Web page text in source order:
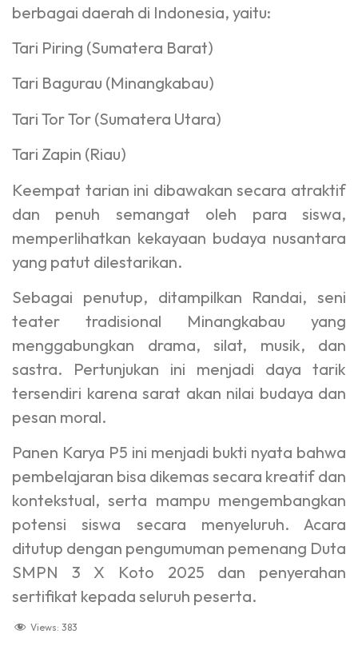
berbagai daerah di Indonesia, yaitu:
Tari Piring (Sumatera Barat)
Tari Bagurau (Minangkabau)
Tari Tor Tor (Sumatera Utara)
Tari Zapin (Riau)
Keempat tarian ini dibawakan secara atraktif
dan penuh semangat oleh para siswa,
memperlihatkan kekayaan budaya nusantara
yang patut dilestarikan.
Sebagai penutup, ditampilkan Randai, seni
teater tradisional Minangkabau yang
menggabungkan drama, silat, musik, dan
sastra. Pertunjukan ini menjadi daya tarik
tersendiri karena sarat akan nilai budaya dan
pesan moral.
Panen Karya P5 ini menjadi bukti nyata bahwa
pembelajaran bisa dikemas secara kreatif dan
kontekstual, serta mampu mengembangkan
potensi siswa secara menyeluruh. Acara
ditutup dengan pengumuman pemenang Duta
SMPN 3 X Koto 2025 dan penyerahan
sertifikat kepada seluruh peserta.
Views: 383